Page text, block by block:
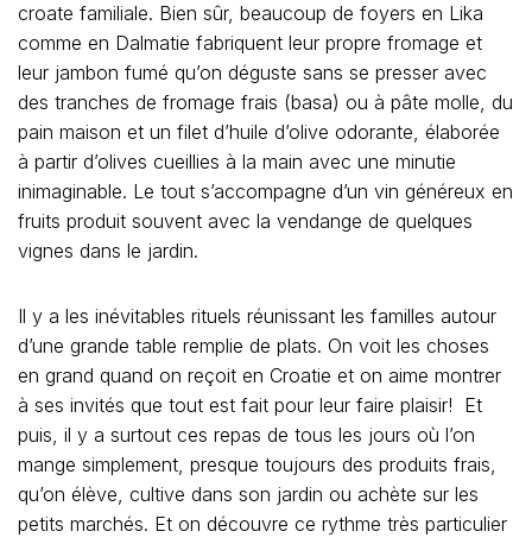
croate familiale. Bien sûr, beaucoup de foyers en Lika
comme en Dalmatie fabriquent leur propre fromage et
leur jambon fumé qu’on déguste sans se presser avec
des tranches de fromage frais (basa) ou à pâte molle, du
pain maison et un filet d’huile d’olive odorante, élaborée
à partir d’olives cueillies à la main avec une minutie
inimaginable. Le tout s’accompagne d’un vin généreux en
fruits produit souvent avec la vendange de quelques
vignes dans le jardin.
Il y a les inévitables rituels réunissant les familles autour
d’une grande table remplie de plats. On voit les choses
en grand quand on reçoit en Croatie et on aime montrer
à ses invités que tout est fait pour leur faire plaisir! Et
puis, il y a surtout ces repas de tous les jours où l’on
mange simplement, presque toujours des produits frais,
qu’on élève, cultive dans son jardin ou achète sur les
petits marchés. Et on découvre ce rythme très particulier